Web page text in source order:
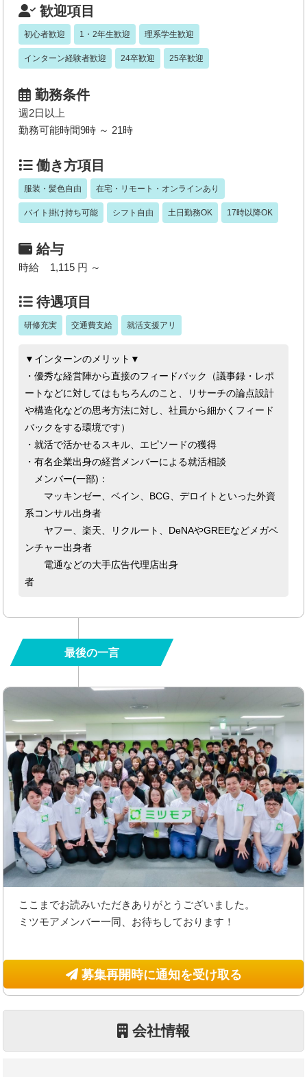
歓迎項目
初心者歓迎 1・2年生歓迎 理系学生歓迎
インターン経験者歓迎 24卒歓迎 25卒歓迎
勤務条件
週2日以上
勤務可能時間9時 ～ 21時
働き方項目
服装・髪色自由 在宅・リモート・オンラインあり
バイト掛け持ち可能 シフト自由 土日勤務OK 17時以降OK
給与
時給 1,115 円 ～
待遇項目
研修充実 交通費支給 就活支援アリ
▼インターンのメリット▼
・優秀な経営陣から直接のフィードバック（議事録・レポ
ートなどに対してはもちろんのこと、リサーチの論点設計
や構造化などの思考方法に対し、社員から細かくフィード
バックをする環境です）
・就活で活かせるスキル、エピソードの獲得
・有名企業出身の経営メンバーによる就活相談
メンバー(一部)：
マッキンゼー、ベイン、BCG、デロイトといった外資
系コンサル出身者
ヤフー、楽天、リクルート、DeNAやGREEなどメガベ
ンチャー出身者
電通などの大手広告代理店出身
者
最後の一言
ここまでお読みいただきありがとうございました。
ミツモアメンバー一同、お待ちしております！
募集再開時に通知を受け取る
会社情報